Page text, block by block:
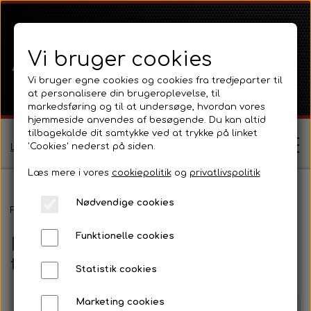
Log ind / Opret profil
Kontakt
Forside Massey Ferguson
Motordele 87 mm Benzin og
tilbehør
Vi bruger cookies
Vi bruger egne cookies og cookies fra tredjeparter til
at personalisere din brugeroplevelse, til
markedsføring og til at undersøge, hvordan vores
hjemmeside anvendes af besøgende. Du kan altid
tilbagekalde dit samtykke ved at trykke på linket
'Cookies' nederst på siden.
Læs mere i vores cookiepolitikog privatlivspolitik
Nødvendige cookies
Funktionelle cookies
Statistik cookies
Marketing cookies